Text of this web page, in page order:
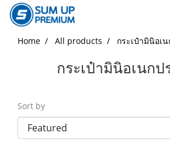
Home All products กระเป๋ามินิอเ
กระเป๋ามินิอเนกป
Sort by